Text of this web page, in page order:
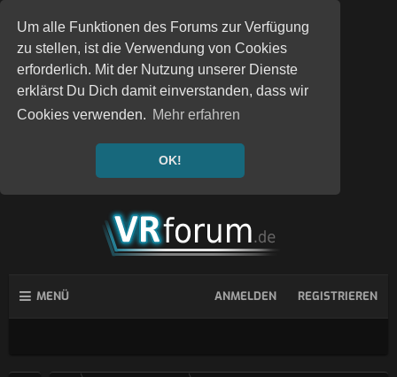
Um alle Funktionen des Forums zur Verfügung
zu stellen, ist die Verwendung von Cookies
erforderlich. Mit der Nutzung unserer Dienste
erklärst Du Dich damit einverstanden, dass wir
Cookies verwenden. Mehr erfahren
OK!
MENÜ ANMELDEN REGISTRIEREN